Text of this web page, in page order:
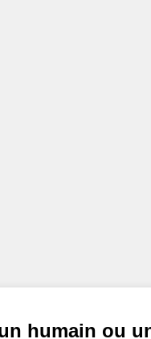
humain ou